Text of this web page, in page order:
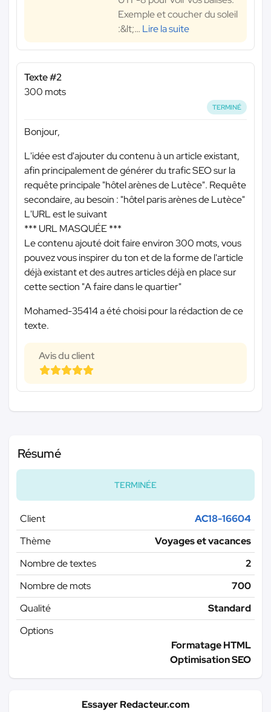
Exemple et coucher du soleil
:&lt;… Lire la suite
Texte #2
300 mots
TERMINÉ
Bonjour,
L'idée est d'ajouter du contenu à un article existant,
afin principalement de générer du trafic SEO sur la
requête principale "hôtel arènes de Lutèce". Requête
secondaire, au besoin : "hôtel paris arènes de Lutèce"
L'URL est le suivant
*** URL MASQUÉE ***
Le contenu ajouté doit faire environ 300 mots, vous
pouvez vous inspirer du ton et de la forme de l'article
déjà existant et des autres articles déjà en place sur
cette section "A faire dans le quartier"
Mohamed-35414 a été choisi pour la rédaction de ce
texte.
Avis du client
Résumé
TERMINÉE
Client
AC18-16604
Thème
Voyages et vacances
Nombre de textes
2
Nombre de mots
700
Qualité
Standard
Options
Formatage HTML
Optimisation SEO
Essayer Redacteur.com